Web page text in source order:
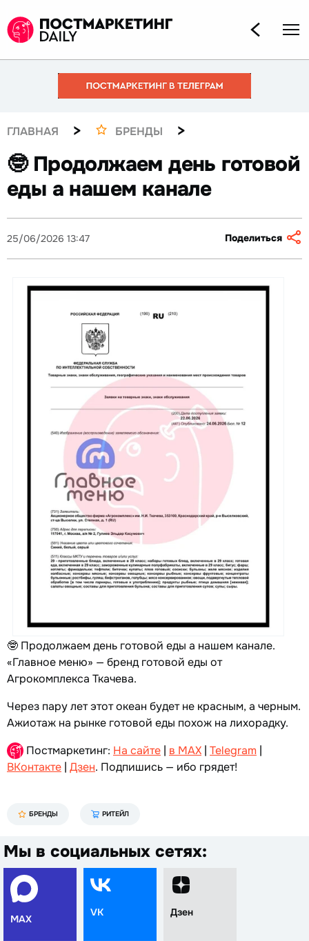
ГЛАВНАЯ > БРЕНДЫ >
🤓 Продолжаем день готовой
еды а нашем канале
25/06/2026 13:47 Поделиться
🤓 Продолжаем день готовой еды а нашем канале.
«Главное меню» — бренд готовой еды от
Агрокомплекса Ткачева.
Через пару лет этот океан будет не красным, а черным.
Ажиотаж на рынке готовой еды похож на лихорадку.
Постмаркетинг: На сайте | в MAX | Telegram |
ВКонтакте | Дзен. Подпишись — ибо грядет!
БРЕНДЫ РИТЕЙЛ
Мы в социальных сетях:
MAX
VK Дзен